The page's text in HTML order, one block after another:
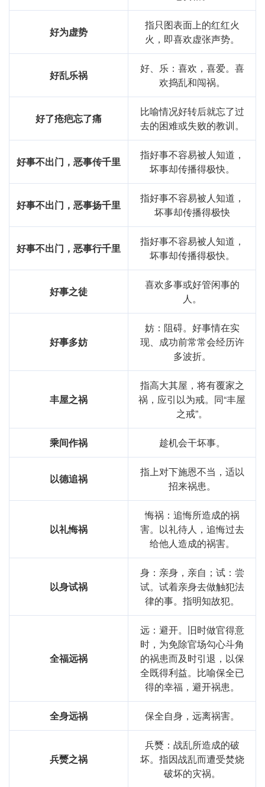
祸 好 乱 乐
好为虚势
指只图表面上的红红火
火，即喜欢虚张声势。
好乱乐祸
好、乐：喜欢，喜爱。喜
欢捣乱和闯祸。
好了疮疤忘了痛
比喻情况好转后就忘了过
去的困难或失败的教训。
好事不出门，恶事传千里
指好事不容易被人知道，
坏事却传播得极快。
好事不出门，恶事扬千里
指好事不容易被人知道，
坏事却传播得极快
好事不出门，恶事行千里
指好事不容易被人知道，
坏事却传播得极快。
好事之徒
喜欢多事或好管闲事的
人。
好事多妨
妨：阻碍。好事情在实
现、成功前常常会经历许
多波折。
丰屋之祸
指高大其屋，将有覆家之
祸，应引以为戒。同“丰屋
之戒”。
乘间作祸 趁机会干坏事。
以德追祸
指上对下施恩不当，适以
招来祸患。
以礼悔祸
悔祸：追悔所造成的祸
害。以礼待人，追悔过去
给他人造成的祸害。
以身试祸
身：亲身，亲自；试：尝
试。试着亲身去做触犯法
律的事。指明知故犯。
全福远祸
远：避开。旧时做官得意
时，为免除官场勾心斗角
的祸患而及时引退，以保
全既得利益。比喻保全已
得的幸福，避开祸患。
全身远祸 保全自身，远离祸害。
兵燹之祸
兵燹：战乱所造成的破
坏。指因战乱而遭受焚烧
破坏的灾祸。